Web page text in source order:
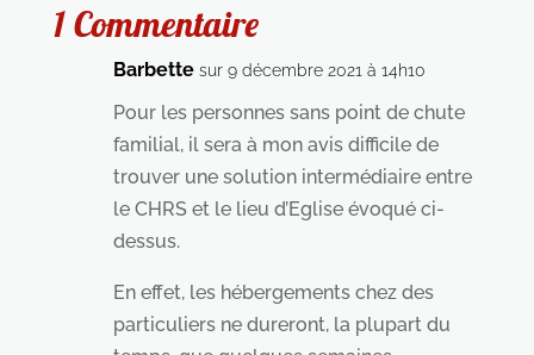
1 Commentaire
Barbette sur 9 décembre 2021 à 14h10
Pour les personnes sans point de chute
familial, il sera à mon avis difficile de
trouver une solution intermédiaire entre
le CHRS et le lieu d’Eglise évoqué ci-
dessus.
En effet, les hébergements chez des
particuliers ne dureront, la plupart du